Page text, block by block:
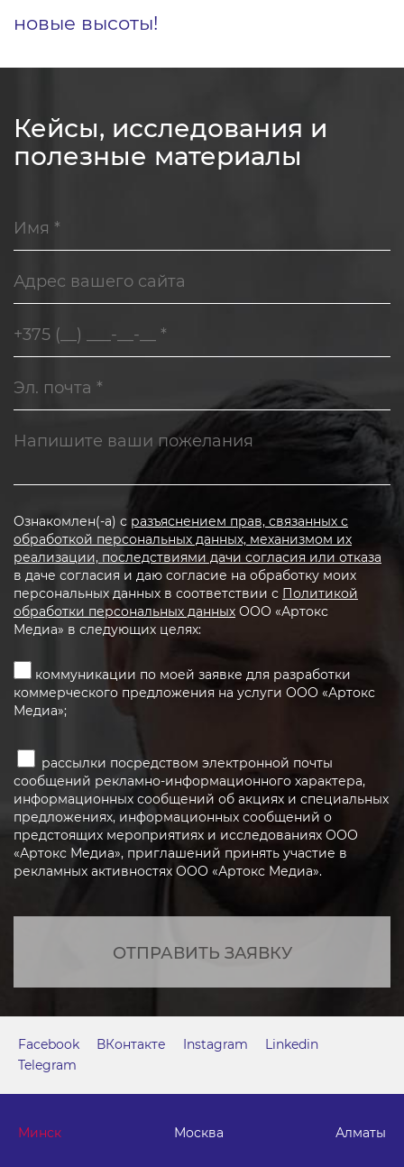
новые высоты!
Кейсы, исследования и
полезные материалы
Ознакомлен(-а) с разъяснением прав, связанных с
обработкой персональных данных, механизмом их
реализации, последствиями дачи согласия или отказа
в даче согласия и даю согласие на обработку моих
персональных данных в соответствии с Политикой
обработки персональных данных ООО «Артокс
Медиа» в следующих целях:
коммуникации по моей заявке для разработки
коммерческого предложения на услуги ООО «Артокс
Медиа»;
рассылки посредством электронной почты
сообщений рекламно-информационного характера,
информационных сообщений об акциях и специальных
предложениях, информационных сообщений о
предстоящих мероприятиях и исследованиях ООО
«Артокс Медиа», приглашений принять участие в
рекламных активностях ООО «Артокс Медиа».
ОТПРАВИТЬ ЗАЯВКУ
Минск Москва Алматы
Facebook ВКонтакте Instagram
Linkedin
Telegram